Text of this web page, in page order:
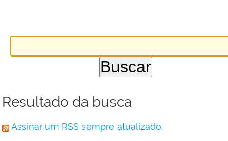
Resultado da busca
Assinar um RSS sempre atualizado.